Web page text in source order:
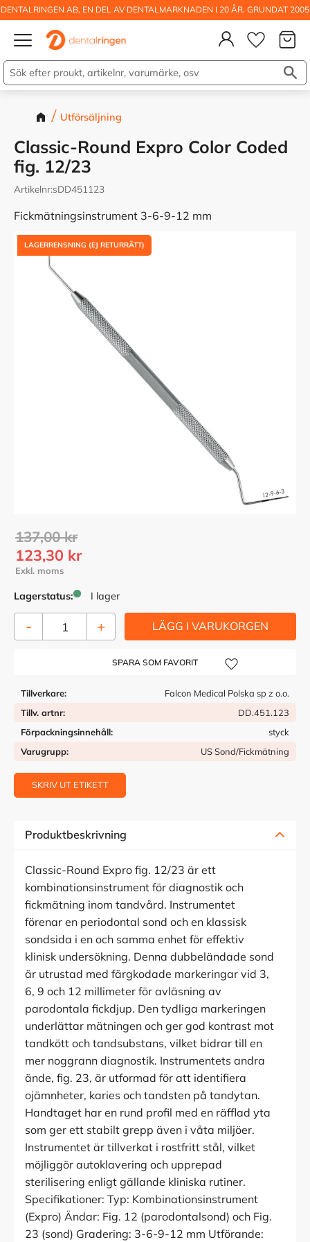
DENTALRINGEN AB, EN DEL AV DENTALMARKNADEN I 20 ÅR. GRUNDAT 2005
Utförsäljning
Classic-Round Expro Color Coded
fig. 12/23
Artikelnr sDD451123
Fickmätningsinstrument 3-6-9-12 mm
LAGERRENSNING (EJ RETURRÄTT)
Nedsatt pris:
123,30 kr
Ordinarie pris:
137,00kr
Lagerstatus I lager
+
-
Lägg till i önskelista
Tillverkare
Falcon Medical Polska sp z o.o.
Tillv. artnr
DD.451.123
Förpackningsinnehåll
styck
Varugrupp
US Sond/Fickmätning
SKRIV UT ETIKETT
Produktbeskrivning
Classic-Round Expro fig. 12/23 är ett
kombinationsinstrument för diagnostik och
fickmätning inom tandvård. Instrumentet
förenar en periodontal sond och en klassisk
sondsida i en och samma enhet för effektiv
klinisk undersökning. Denna dubbeländade sond
är utrustad med färgkodade markeringar vid 3,
6, 9 och 12 millimeter för avläsning av
parodontala fickdjup. Den tydliga markeringen
underlättar mätningen och ger god kontrast mot
tandkött och tandsubstans, vilket bidrar till en
mer noggrann diagnostik. Instrumentets andra
ände, fig. 23, är utformad för att identifiera
ojämnheter, karies och tandsten på tandytan.
Handtaget har en rund profil med en räfflad yta
som ger ett stabilt grepp även i våta miljöer.
Instrumentet är tillverkat i rostfritt stål, vilket
möjliggör autoklavering och upprepad
sterilisering enligt gällande kliniska rutiner.
Specifikationer: Typ: Kombinationsinstrument
(Expro) Ändar: Fig. 12 (parodontalsond) och Fig.
23 (sond) Gradering: 3-6-9-12 mm Utförande: